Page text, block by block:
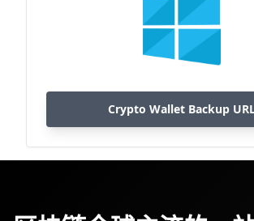
Crypto Wallet Backup